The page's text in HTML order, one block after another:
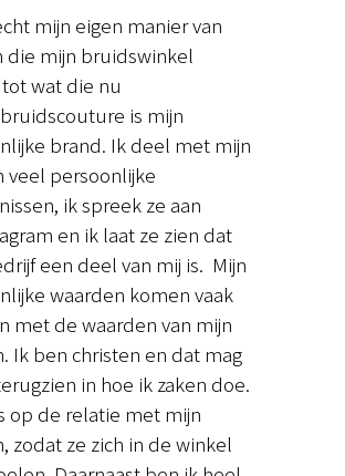
mijn eigen manier van
die mijn bruidswinkel
wat die nu
is mijn
brand. Ik deel met mijn
veel persoonlijke
ik spreek ze aan
en ik laat ze zien dat
een deel van mij is. Mijn
waarden komen vaak
met de waarden van mijn
Ik ben christen en dat mag
in hoe ik zaken doe.
op de relatie met mijn
zodat ze zich in de winkel